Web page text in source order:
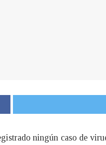
ningún caso de